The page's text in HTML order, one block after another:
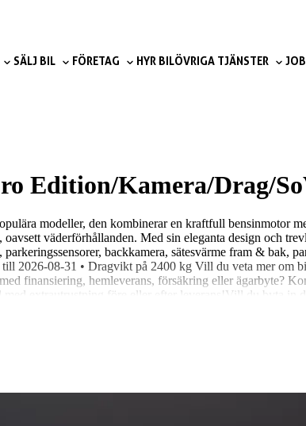
SÄLJ BIL FÖRETAG HYR BILÖVRIGA TJÄNSTER
Edition/Kamera/Drag/
modeller, den kombinerar en kraftfull bensinmotor
väderförhållanden. Med sin eleganta design och
backkamera, sätesvärme fram & bak,
2026-08-31 • Dragvikt på 2400 kg Vill du veta mer om
finansiering, hemleverans, försäkring eller ägarbyte?
extrautrustning före eller efter leverans!Vill du byta in
bilen! Niemi Bil – Sveriges största hjärta för bilar 4,8